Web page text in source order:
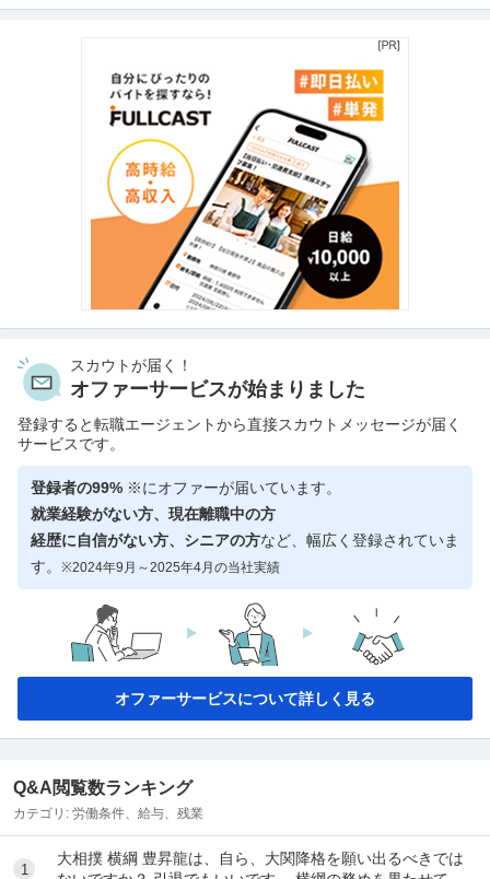
スカウトが届く！
オファーサービスが始まりました
登録すると転職エージェントから直接スカウトメッセージが届く
サービスです。
登録者の99% ※にオファーが届いています。
就業経験がない方、現在離職中の方
経歴に自信がない方、シニアの方など、幅広く登録されていま
す。 ※2024年9月～2025年4月の当社実績
オファーサービスについて詳しく見る
Q&A閲覧数ランキング
カテゴリ: 労働条件、給与、残業
1
大相撲 横綱 豊昇龍は、自ら、大関降格を願い出るべきでは